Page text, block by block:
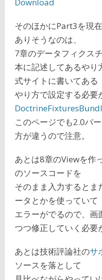
そのほかにPart3を現
ありそうなのは、
7章のデータフィクス
本に記述してあるやり
式サイトに書いてある
やり方で設定する必要
このページでも2.0バ
方が違うので注意。
あとは8章のViewを作
のソースコードを
そのまま入力するとま
ータとかを使っていて
エラーがでるので、画
つつ修正していく必要
あとは技術評論社のサ
ソースを落として